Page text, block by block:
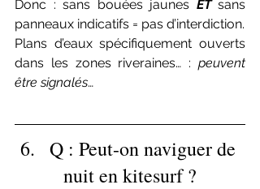
Donc : sans bouées jaunes ET sans
panneaux indicatifs = pas d’interdiction.
Plans d’eaux spécifiquement ouverts
dans les zones riveraines… : peuvent
être signalés…
6.   Q : Peut-on naviguer de
nuit en kitesurf ?